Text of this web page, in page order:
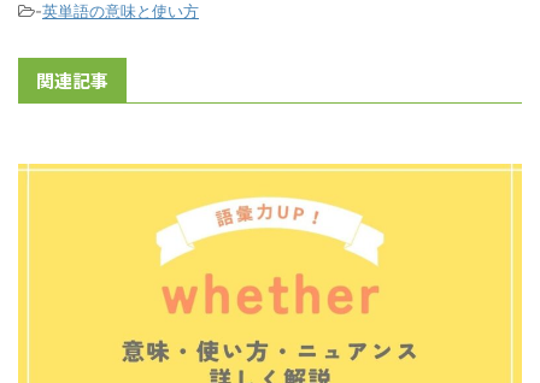
-英単語の意味と使い方
関連記事